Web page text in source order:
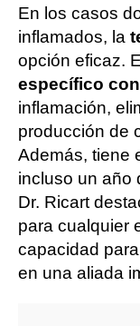
En los casos
inflamados, la
opción eficaz.
específico
inflamación,
producción de
Además, tiene
incluso un año
Dr. Ricart
para cualquier
capacidad
en una aliada